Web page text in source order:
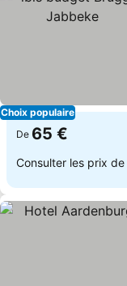
Choix populaire
De 65 €
Consulter les prix de